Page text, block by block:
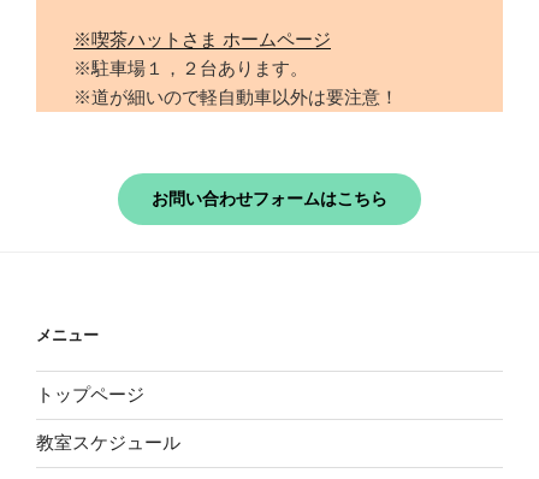
※喫茶ハットさま ホームページ
※駐車場１，２台あります。
※道が細いので軽自動車以外は要注意！
お問い合わせフォームはこちら
メニュー
トップページ
教室スケジュール